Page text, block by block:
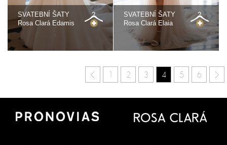
SVATEBNÍ ŠATY
Rosa Clará Edamis
SVATEBNÍ ŠATY
Rosa Clará Elaia
1 2 3 4 5 6